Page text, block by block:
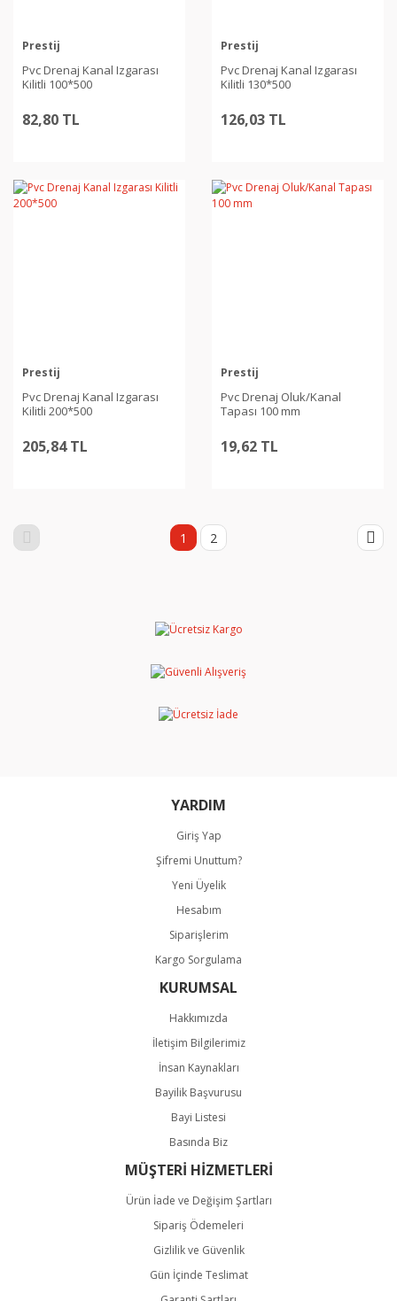
Prestij
Pvc Drenaj Kanal Izgarası
Kilitli 100*500
82,80 TL
Prestij
Pvc Drenaj Kanal Izgarası
Kilitli 130*500
126,03 TL
Prestij
Pvc Drenaj Kanal Izgarası
Kilitli 200*500
205,84 TL
Prestij
Pvc Drenaj Oluk/Kanal
Tapası 100 mm
19,62 TL
1 2
YARDIM
Giriş Yap
Şifremi Unuttum?
Yeni Üyelik
Hesabım
Siparişlerim
Kargo Sorgulama
KURUMSAL
Hakkımızda
İletişim Bilgilerimiz
İnsan Kaynakları
Bayilik Başvurusu
Bayi Listesi
Basında Biz
MÜŞTERİ HİZMETLERİ
Ürün İade ve Değişim Şartları
Sipariş Ödemeleri
Gizlilik ve Güvenlik
Gün İçinde Teslimat